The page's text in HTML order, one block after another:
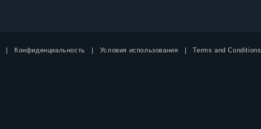
Конфиденциальность Условия использования Terms and Conditions